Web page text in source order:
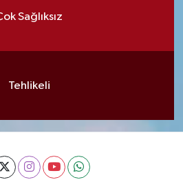
Sağlıksız
Tehlikeli